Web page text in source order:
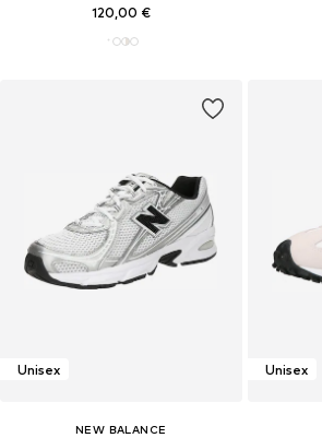
120,00 €
Unisex
NEW BALANCE
Unisex